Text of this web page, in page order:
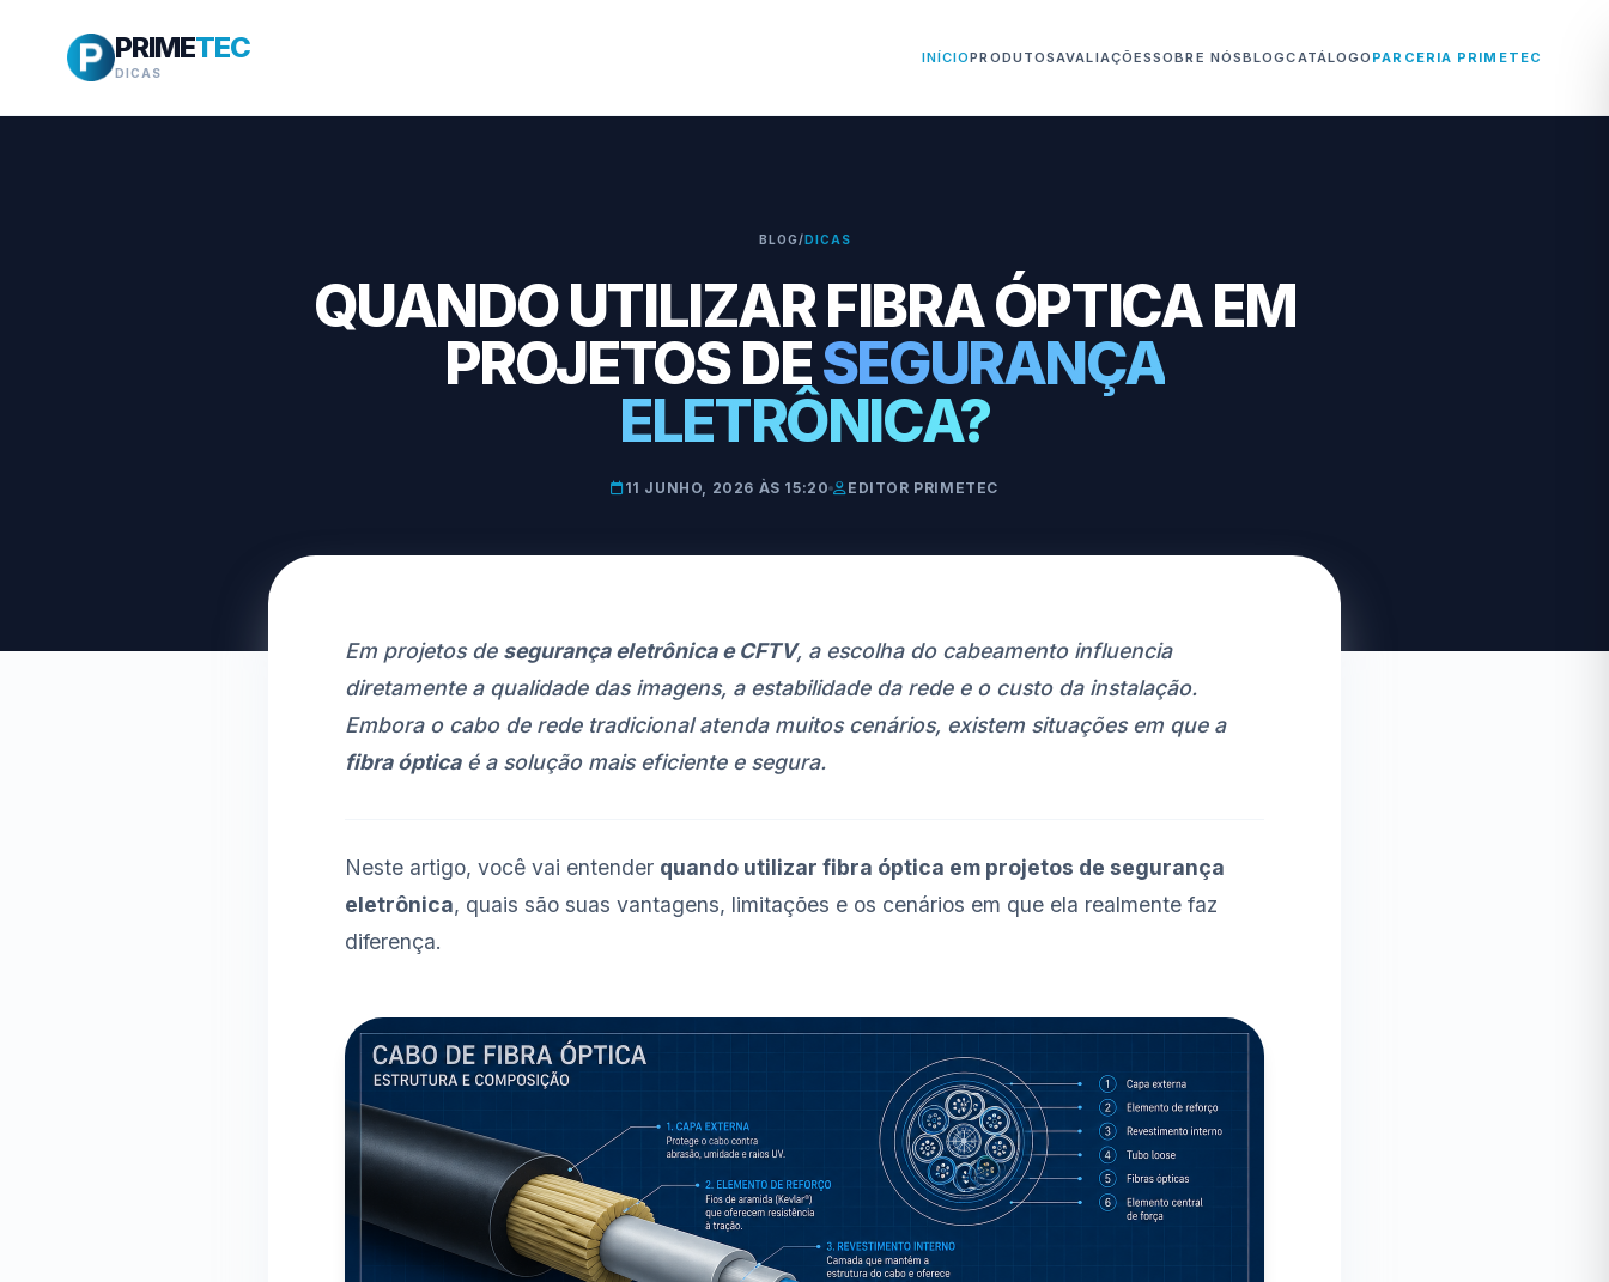
PRIMETEC
DICAS
INÍCIOPRODUTOSAVALIAÇÕESSOBRE NÓSBLOGCATÁLOGO PARCERIA PRIMETEC
BLOG/DICAS
QUANDO UTILIZAR FIBRA ÓPTICA EM
PROJETOS DESEGURANÇA
ELETRÔNICA?
11 JUNHO, 2026 ÀS 15:20 EDITOR PRIMETEC
Em projetos de segurança eletrônica e CFTV, a escolha do cabeamento influencia
diretamente a qualidade das imagens, a estabilidade da rede e o custo da instalação.
Embora o cabo de rede tradicional atenda muitos cenários, existem situações em que a
fibra ópticaé a solução mais eficiente e segura.
Neste artigo, você vai entender quando utilizar fibra óptica em projetos de segurança
eletrônica, quais são suas vantagens, limitações e os cenários em que ela realmente faz
diferença.